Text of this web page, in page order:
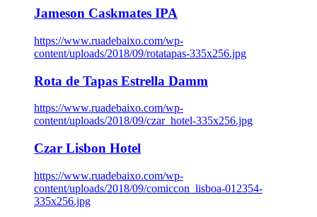
Jameson Caskmates IPA
https://www.ruadebaixo.com/wp-
content/uploads/2018/09/rotatapas-335x256.jpg
Rota de Tapas Estrella Damm
https://www.ruadebaixo.com/wp-
content/uploads/2018/09/czar_hotel-335x256.jpg
Czar Lisbon Hotel
https://www.ruadebaixo.com/wp-
content/uploads/2018/09/comiccon_lisboa-012354-
335x256.jpg